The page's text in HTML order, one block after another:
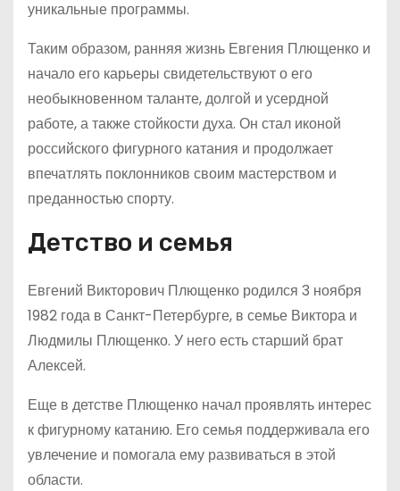
уникальные программы.
Таким образом, ранняя жизнь Евгения Плющенко и
начало его карьеры свидетельствуют о его
необыкновенном таланте, долгой и усердной
работе, а также стойкости духа. Он стал иконой
российского фигурного катания и продолжает
впечатлять поклонников своим мастерством и
преданностью спорту.
Детство и семья
Евгений Викторович Плющенко родился 3 ноября
1982 года в Санкт-Петербурге, в семье Виктора и
Людмилы Плющенко. У него есть старший брат
Алексей.
Еще в детстве Плющенко начал проявлять интерес
к фигурному катанию. Его семья поддерживала его
увлечение и помогала ему развиваться в этой
области.